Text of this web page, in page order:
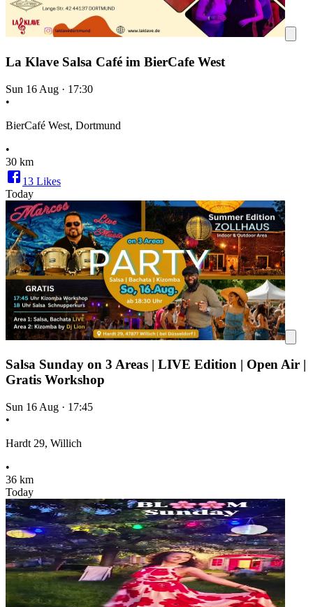
La Klave Salsa Café im BierCafe West
Sun 16 Aug · 17:30
•
BierCafé West, Dortmund
•
30 km
13 Likes
Today
Salsa Sunday on 3 Areas | LIVE Edition | Open Air |
Gratis Workshop
Sun 16 Aug · 17:45
•
Hardt 29, Willich
•
36 km
Today